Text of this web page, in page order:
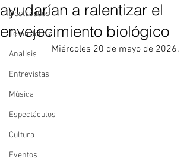
Destacados
Tema del dia
Analisis
Entrevistas
Música
Espectáculos
Cultura
Eventos
ayudarían a ralentizar el
envejecimiento biológico
Miércoles 20 de mayo de 2026.